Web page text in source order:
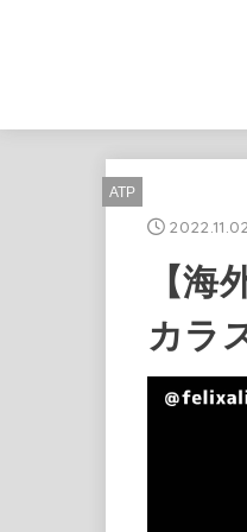
ATP
2022.11.02
【
カラ